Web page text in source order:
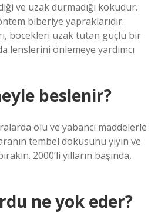
ve uzak durmadığı kokudur.
biberiye yapraklarıdır.
böcekleri uzak tutan güçlü bir
lenslerini önlemeye yardımcı
beslenir?
ölü ve yabancı maddelerle
tembel dokusunu yiyin ve
2000’li yılların başında,
ne yok eder?